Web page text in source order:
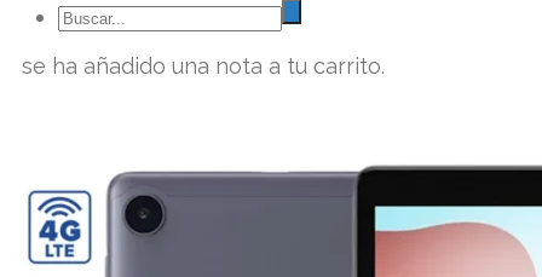
se ha añadido una nota a tu carrito.